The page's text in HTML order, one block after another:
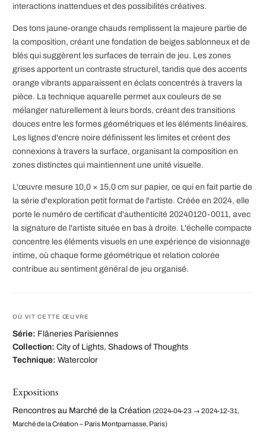
interactions inattendues et des possibilités créatives.
Des tons jaune-orange chauds remplissent la majeure partie de
la composition, créant une fondation de beiges sablonneux et de
blés qui suggèrent les surfaces de terrain de jeu. Les zones
grises apportent un contraste structurel, tandis que des accents
orange vibrants apparaissent en éclats concentrés à travers la
pièce. La technique aquarelle permet aux couleurs de se
mélanger naturellement à leurs bords, créant des transitions
douces entre les formes géométriques et les éléments linéaires.
Les lignes d'encre noire définissent les limites et créent des
connexions à travers la surface, organisant la composition en
zones distinctes qui maintiennent une unité visuelle.
L'œuvre mesure 10,0 × 15,0 cm sur papier, ce qui en fait partie de
la série d'exploration petit format de l'artiste. Créée en 2024, elle
porte le numéro de certificat d'authenticité 20240120-0011, avec
la signature de l'artiste située en bas à droite. L'échelle compacte
concentre les éléments visuels en une expérience de visionnage
intime, où chaque forme géométrique et relation colorée
contribue au sentiment général de jeu organisé.
OÙ VIT CETTE ŒUVRE
Série: Flâneries Parisiennes
Collection: City of Lights, Shadows of Thoughts
Technique: Watercolor
Expositions
Rencontres au Marché de la Création (2024-04-23 → 2024-12-31,
Marché de la Création – Paris Montparnasse, Paris)